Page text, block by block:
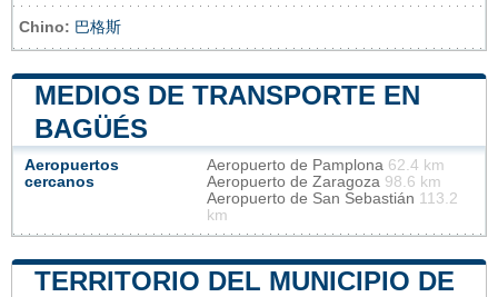
Chino: 巴格斯
MEDIOS DE TRANSPORTE EN
BAGÜÉS
Aeropuertos
cercanos
Aeropuerto de Pamplona 62.4 km
Aeropuerto de Zaragoza 98.6 km
Aeropuerto de San Sebastián 113.2
km
TERRITORIO DEL MUNICIPIO DE